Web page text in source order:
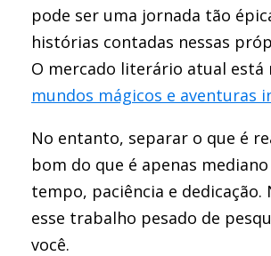
pode ser uma jornada tão
histórias contadas nessas
O mercado literário atual está
mundos mágicos e aventuras
No entanto, separar o que é
bom do que é apenas
tempo, paciência e dedicação.
esse trabalho pesado de
você.